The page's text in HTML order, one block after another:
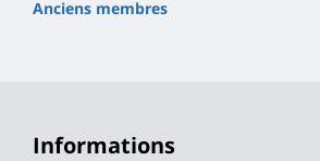
Anciens membres
Informations